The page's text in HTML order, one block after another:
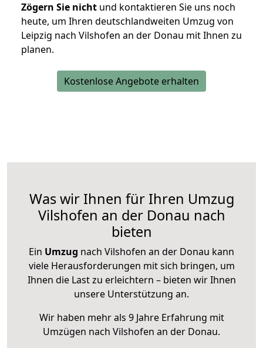
Zögern Sie nicht und kontaktieren Sie uns noch
heute, um Ihren deutschlandweiten Umzug von
Leipzig nach Vilshofen an der Donau mit Ihnen zu
planen.
Kostenlose Angebote erhalten
Was wir Ihnen für Ihren Umzug
Vilshofen an der Donau nach
bieten
Ein Umzug nach Vilshofen an der Donau kann
viele Herausforderungen mit sich bringen, um
Ihnen die Last zu erleichtern – bieten wir Ihnen
unsere Unterstützung an.
Wir haben mehr als 9 Jahre Erfahrung mit
Umzügen nach Vilshofen an der Donau.